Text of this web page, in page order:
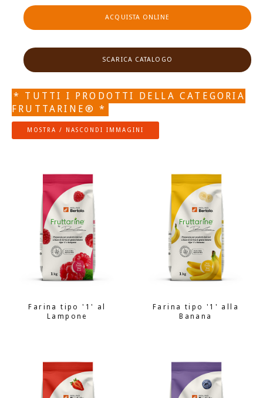
ACQUISTA ONLINE
SCARICA CATALOGO
* TUTTI I PRODOTTI DELLA CATEGORIA
FRUTTARINE® *
MOSTRA / NASCONDI IMMAGINI
Farina tipo '1' al
Lampone
Farina tipo '1' alla
Banana